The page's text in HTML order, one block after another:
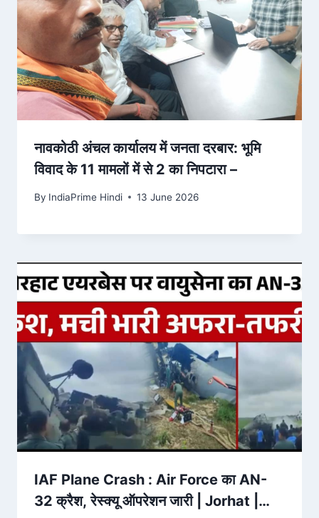
नावकोठी अंचल कार्यालय में जनता दरबार: भूमि
विवाद के 11 मामलों में से 2 का निपटारा –
By IndiaPrime Hindi 13 June 2026
IAF Plane Crash : Air Force का AN-
32 क्रैश, रेस्क्यू ऑपरेशन जारी | Jorhat |